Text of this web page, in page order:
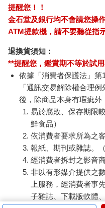
提醒您！！
金石堂及銀行均不會請您操
ATM提款機，請不要聽從指
退換貨須知：
**提醒您，鑑賞期不等於試
依據「消費者保護法」第
「通訊交易解除權合理
後，除商品本身有瑕疵外
易於腐敗、保存期限
鮮食品）
依消費者要求所為之
報紙、期刊或雜誌。
經消費者拆封之影音
非以有形媒介提供之
上服務，經消費者事
子雜誌、下載版軟體